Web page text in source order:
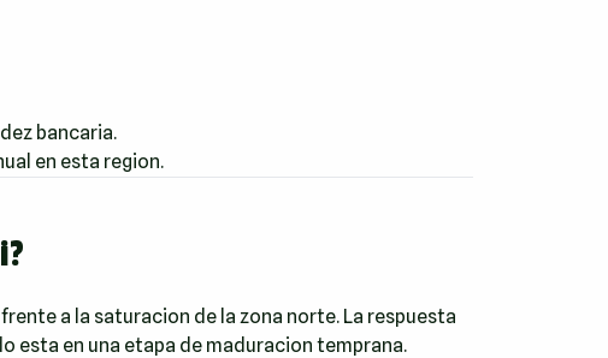
bancaria.
en esta region.
a la saturacion de la zona norte. La respuesta
esta en una etapa de maduracion temprana.